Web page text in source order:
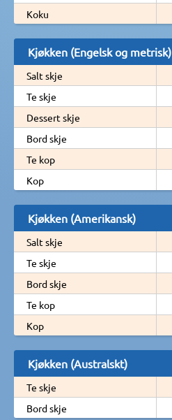
Koku
Kjøkken (Engelsk og metrisk)
Salt skje
Te skje
Dessert skje
Bord skje
Te kop
Kop
Kjøkken (Amerikansk)
Salt skje
Te skje
Bord skje
Te kop
Kop
Kjøkken (Australskt)
Te skje
Bord skje